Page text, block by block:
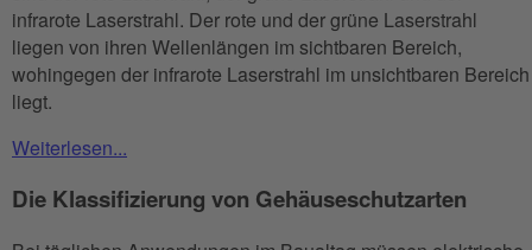
infrarote Laserstrahl. Der rote und der grüne Laserstrahl
liegen von ihren Wellenlängen im sichtbaren Bereich,
wohingegen der infrarote Laserstrahl im unsichtbaren Bereich
liegt.
Weiterlesen...
Die Klassifizierung von Gehäuseschutzarten